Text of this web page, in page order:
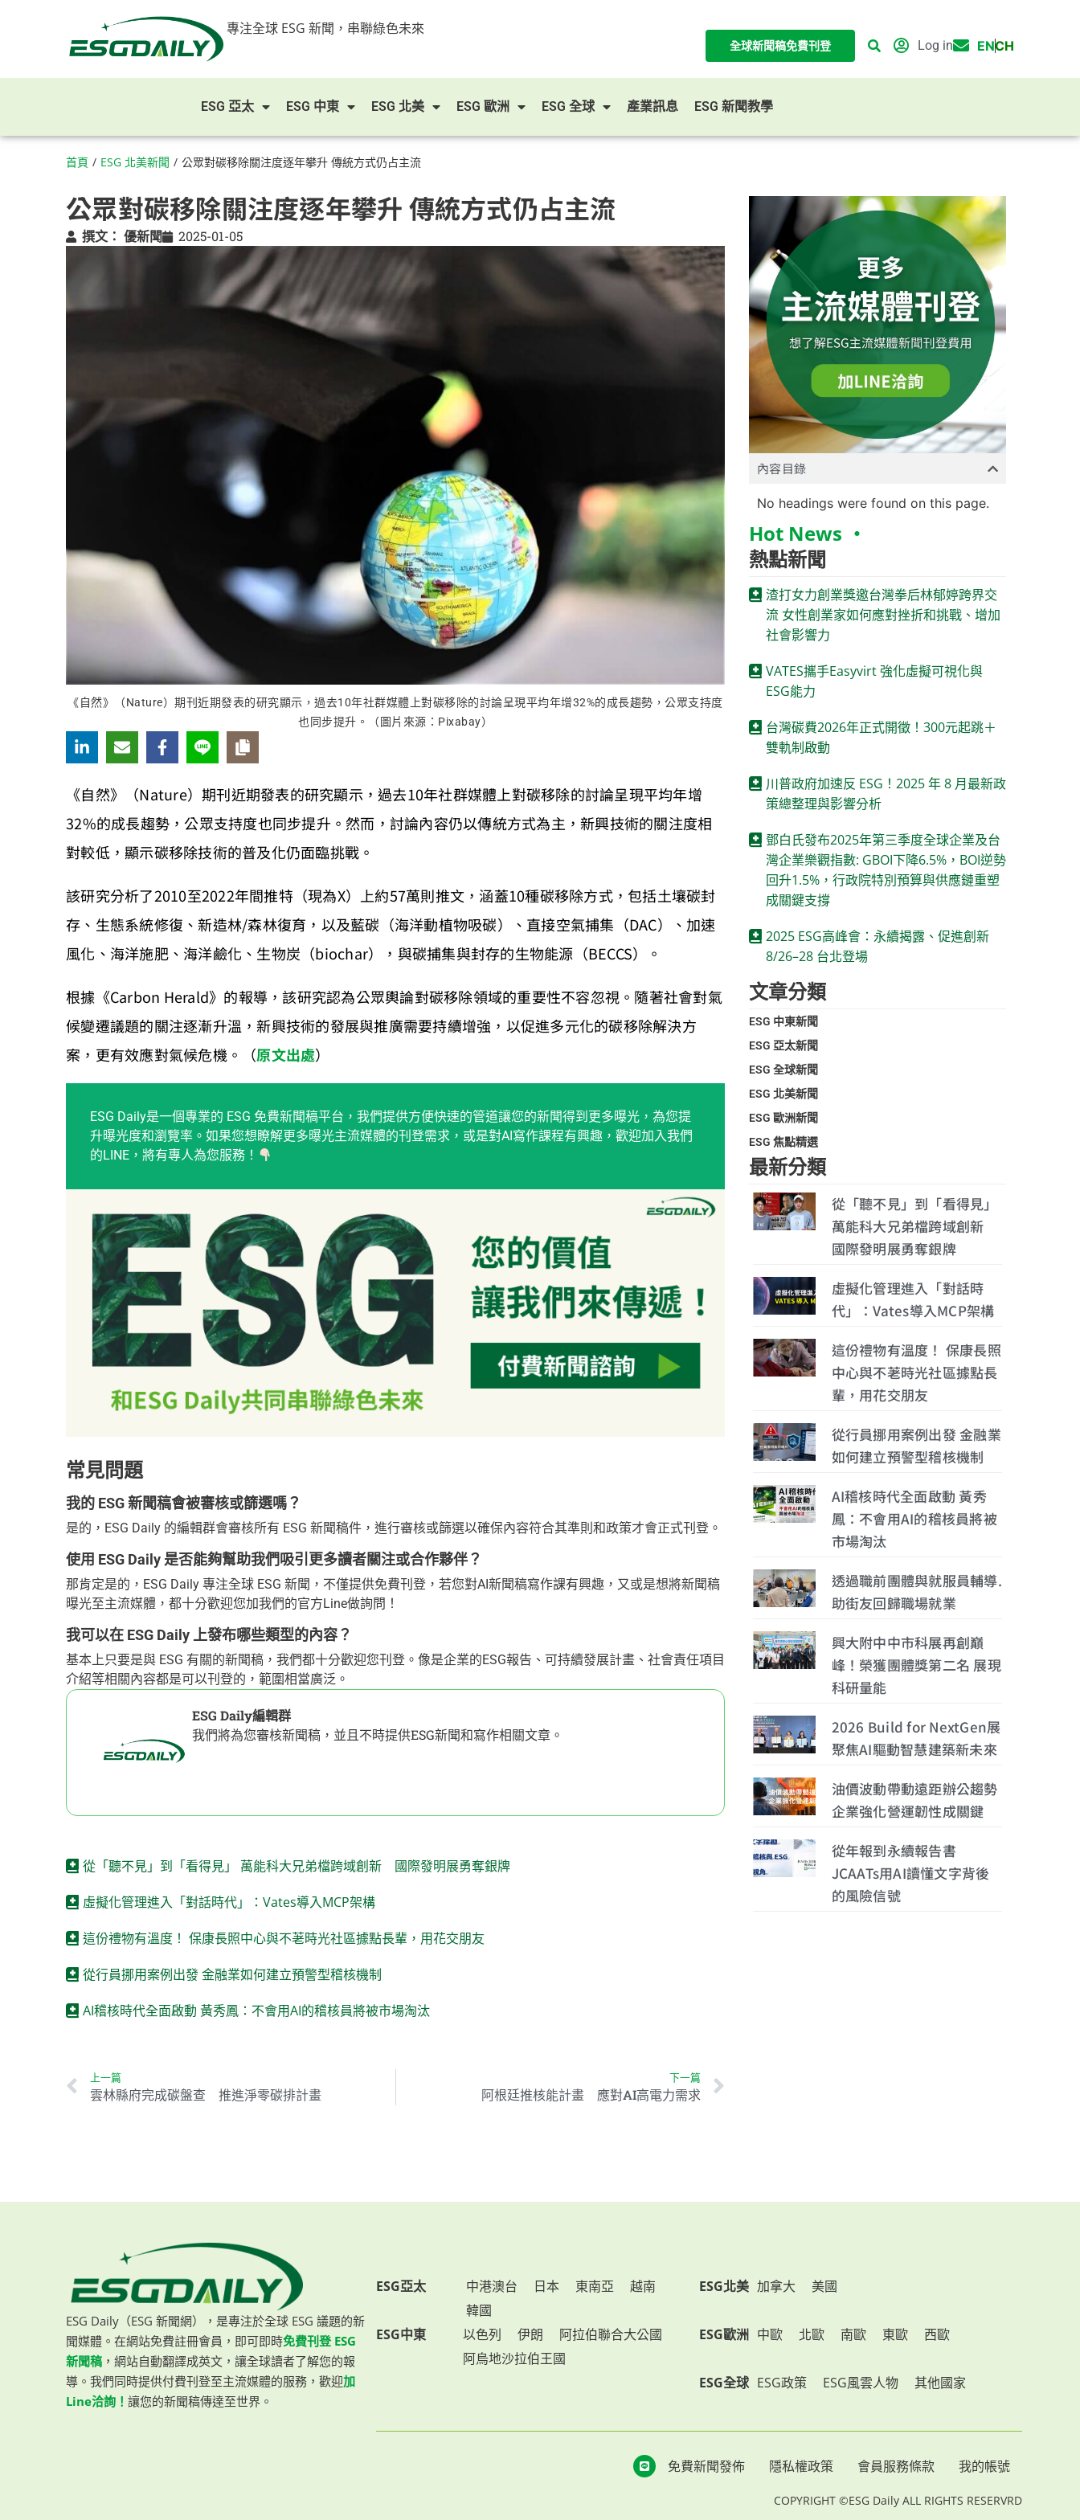
專注全球 ESG 新聞，串聯綠色未來
全球新聞稿免費刊登 Log in ENCH
ESG 亞太 ESG 中東 ESG 北美 ESG 歐洲 ESG 全球 產業訊息 ESG 新聞教學
首頁 / ESG 北美新聞 / 公眾對碳移除關注度逐年攀升 傳統方式仍占主流
公眾對碳移除關注度逐年攀升 傳統方式仍占主流
撰文： 優新聞 2025-01-05
《自然》（Nature）期刊近期發表的研究顯示，過去10年社群媒體上對碳移除的討論呈現平均年增32%的成長趨勢，公眾支持度
也同步提升。（圖片來源：Pixabay）
《自然》（Nature）期刊近期發表的研究顯示，過去10年社群媒體上對碳移除的討論呈現平均年增
32%的成長趨勢，公眾支持度也同步提升。然而，討論內容仍以傳統方式為主，新興技術的關注度相
對較低，顯示碳移除技術的普及化仍面臨挑戰。
該研究分析了2010至2022年間推特（現為X）上約57萬則推文，涵蓋10種碳移除方式，包括土壤碳封
存、生態系統修復、新造林/森林復育，以及藍碳（海洋動植物吸碳）、直接空氣捕集（DAC）、加速
風化、海洋施肥、海洋鹼化、生物炭（biochar），與碳捕集與封存的生物能源（BECCS）。
根據《Carbon Herald》的報導，該研究認為公眾輿論對碳移除領域的重要性不容忽視。隨著社會對氣
候變遷議題的關注逐漸升溫，新興技術的發展與推廣需要持續增強，以促進多元化的碳移除解決方
案，更有效應對氣候危機。（原文出處）
ESG Daily是一個專業的 ESG 免費新聞稿平台，我們提供方便快速的管道讓您的新聞得到更多曝光，為您提
升曝光度和瀏覽率。如果您想瞭解更多曝光主流媒體的刊登需求，或是對AI寫作課程有興趣，歡迎加入我們
的LINE，將有專人為您服務！
常見問題
我的 ESG 新聞稿會被審核或篩選嗎？
是的，ESG Daily 的編輯群會審核所有 ESG 新聞稿件，進行審核或篩選以確保內容符合其準則和政策才會正式刊登。
使用 ESG Daily 是否能夠幫助我們吸引更多讀者關注或合作夥伴？
那肯定是的，ESG Daily 專注全球 ESG 新聞，不僅提供免費刊登，若您對AI新聞稿寫作課有興趣，又或是想將新聞稿
曝光至主流媒體，都十分歡迎您加我們的官方Line做詢問！
我可以在 ESG Daily 上發布哪些類型的內容？
基本上只要是與 ESG 有關的新聞稿，我們都十分歡迎您刊登。像是企業的ESG報告、可持續發展計畫、社會責任項目
介紹等相關內容都是可以刊登的，範圍相當廣泛。
ESG Daily編輯群
我們將為您審核新聞稿，並且不時提供ESG新聞和寫作相關文章。
從「聽不見」到「看得見」 萬能科大兄弟檔跨域創新 國際發明展勇奪銀牌
虛擬化管理進入「對話時代」：Vates導入MCP架構
這份禮物有溫度！ 保康長照中心與不荖時光社區據點長輩，用花交朋友
從行員挪用案例出發 金融業如何建立預警型稽核機制
AI稽核時代全面啟動 黃秀鳳：不會用AI的稽核員將被市場淘汰
上一篇
雲林縣府完成碳盤查 推進淨零碳排計畫
下一篇
阿根廷推核能計畫 應對AI高電力需求
內容目錄
No headings were found on this page.
Hot News ‧
熱點新聞
渣打女力創業獎邀台灣拳后林郁婷跨界交
流 女性創業家如何應對挫折和挑戰、增加
社會影響力
VATES攜手Easyvirt 強化虛擬可視化與
ESG能力
台灣碳費2026年正式開徵！300元起跳＋
雙軌制啟動
川普政府加速反 ESG！2025 年 8 月最新政
策總整理與影響分析
鄧白氏發布2025年第三季度全球企業及台
灣企業樂觀指數: GBOI下降6.5%，BOI逆勢
回升1.5%，行政院特別預算與供應鏈重塑
成關鍵支撐
2025 ESG高峰會：永續揭露、促進創新
8/26–28 台北登場
文章分類
ESG 中東新聞
ESG 亞太新聞
ESG 全球新聞
ESG 北美新聞
ESG 歐洲新聞
ESG 焦點精選
最新分類
從「聽不見」到「看得見」
萬能科大兄弟檔跨域創新
國際發明展勇奪銀牌
虛擬化管理進入「對話時
代」：Vates導入MCP架構
這份禮物有溫度！ 保康長照
中心與不荖時光社區據點長
輩，用花交朋友
從行員挪用案例出發 金融業
如何建立預警型稽核機制
AI稽核時代全面啟動 黃秀
鳳：不會用AI的稽核員將被
市場淘汰
透過職前團體與就服員輔導.
助街友回歸職場就業
興大附中中市科展再創巔
峰！榮獲團體獎第二名 展現
科研量能
2026 Build for NextGen展
聚焦AI驅動智慧建築新未來
油價波動帶動遠距辦公趨勢
企業強化營運韌性成關鍵
從年報到永續報告書
JCAATs用AI讀懂文字背後
的風險信號
ESG Daily（ESG 新聞網），是專注於全球 ESG 議題的新
聞媒體。在網站免費註冊會員，即可即時免費刊登 ESG
新聞稿 ，網站自動翻譯成英文，讓全球讀者了解您的報
導。我們同時提供付費刊登至主流媒體的服務，歡迎加
Line洽詢！ 讓您的新聞稿傳達至世界。
ESG亞太 中港澳台 日本 東南亞
越南
韓國
ESG北美 加拿大 美國
ESG中東 以色列 伊朗
阿拉伯聯合大公國
阿烏地沙拉伯王國
ESG歐洲 中歐 北歐 南歐 東歐 西歐
ESG全球 ESG政策 ESG風雲人物 其他國家
免費新聞發佈 隱私權政策 會員服務條款 我的帳號
COPYRIGHT ©ESG Daily ALL RIGHTS RESERVRD